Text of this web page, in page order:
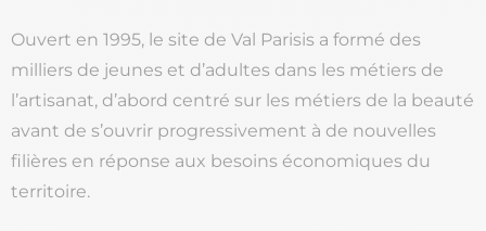
Ouvert en 1995, le site de Val Parisis a formé des
milliers de jeunes et d’adultes dans les métiers de
l’artisanat, d’abord centré sur les métiers de la beauté
avant de s’ouvrir progressivement à de nouvelles
filières en réponse aux besoins économiques du
territoire.